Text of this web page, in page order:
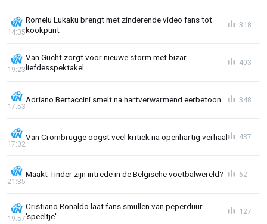
Romelu Lukaku brengt met zinderende video fans tot
kookpunt
14:35
318
Van Gucht zorgt voor nieuwe storm met bizar
liefdesspektakel
19:23
403
Adriano Bertaccini smelt na hartverwarmend eerbetoon
17:53
348
Van Crombrugge oogst veel kritiek na openhartig verhaal
17:02
437
Maakt Tinder zijn intrede in de Belgische voetbalwereld?
21:35
62
Cristiano Ronaldo laat fans smullen van peperduur
'speeltje'
19:57
127